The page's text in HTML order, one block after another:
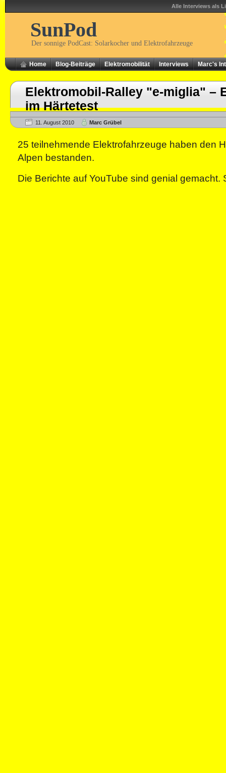
Alle Interviews als
SunPod
Der sonnige PodCast: Solarkocher und Elektrofahrzeuge
Home Blog-Beiträge Elektromobilität Interviews Marc's
Elektromobil-Ralley "e-miglia" –
im Härtetest
11. August 2010 Marc Grübel
25 teilnehmende Elektrofahrzeuge haben den
Alpen bestanden.
Die Berichte auf YouTube sind genial gemacht.